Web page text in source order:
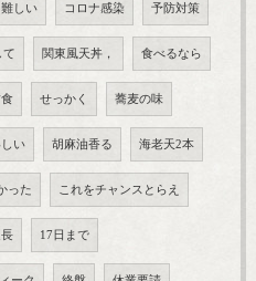
難しい コロナ感染 予防対策
て 関東風天丼， 食べるなら
食 せっかく 蕎麦の味
い 胡麻油香る 海老天2本
った これをチャンスとらえ
17日まで